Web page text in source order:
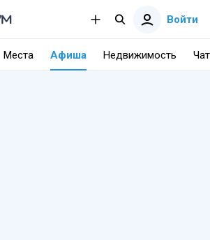
Войти
Места Афиша Недвижимость Чат